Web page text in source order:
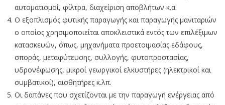
αυτοματισμοί, φίλτρα, διαχείριση αποβλήτων κ.α.
Ο εξοπλισμός φυτικής παραγωγής και παραγωγής μανιταριών
ο οποίος χρησιμοποιείται αποκλειστικά εντός των επιλέξιμων
κατασκευών, όπως, μηχανήματα προετοιμασίας εδάφους,
σποράς, μεταφύτευσης, συλλογής, φυτοπροστασίας,
υδρονέφωσης, μικροί γεωργικοί ελκυστήρες (ηλεκτρικοί και
συμβατικοί), αισθητήρες κ.λπ.
Οι δαπάνες που σχετίζονται με την παραγωγή ενέργειας από